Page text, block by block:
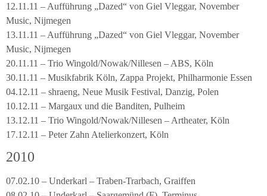
12.11.11 – Aufführung „Dazed“ von Giel Vleggar, November
Music, Nijmegen
13.11.11 – Aufführung „Dazed“ von Giel Vleggar, November
Music, Nijmegen
20.11.11 – Trio Wingold/Nowak/Nillesen – ABS, Köln
30.11.11 – Musikfabrik Köln, Zappa Projekt, Philharmonie Essen
04.12.11 – shraeng, Neue Musik Festival, Danzig, Polen
10.12.11 – Margaux und die Banditen, Pulheim
13.12.11 – Trio Wingold/Nowak/Nillesen – Artheater, Köln
17.12.11 – Peter Zahn Atelierkonzert, Köln
2010
07.02.10 – Underkarl – Traben-Trarbach, Graiffen